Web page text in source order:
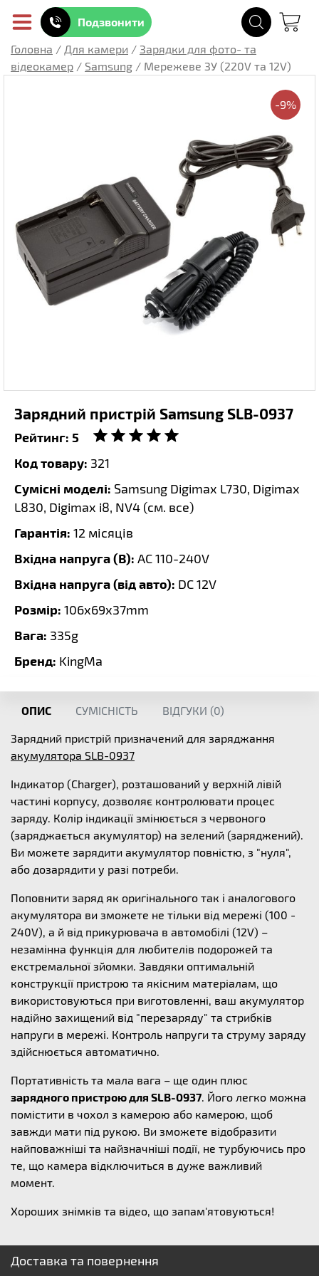
Подзвонити
Головна / Для камери / Зарядки для фото- та
відеокамер / Samsung / Мережеве ЗУ (220V та 12V)
-9%
Зарядний пристрій Samsung SLB-0937
Рейтинг: 5
Код товару: 321
Сумісні моделі: Samsung Digimax L730, Digimax
L830, Digimax i8, NV4 (см. все)
Гарантія: 12 місяців
Вхідна напруга (В): AC 110-240V
Вхідна напруга (від авто): DC 12V
Розмір: 106х69х37mm
Вага: 335g
Бренд: KingMa
ОПИС СУМІСНІСТЬ ВІДГУКИ (0)
Зарядний пристрій призначений для заряджання
акумулятора SLB-0937
Індикатор (Charger), розташований у верхній лівій
частині корпусу, дозволяє контролювати процес
заряду. Колір індикації змінюється з червоного
(заряджається акумулятор) на зелений (заряджений).
Ви можете зарядити акумулятор повністю, з "нуля",
або дозарядити у разі потреби.
Поповнити заряд як оригінального так і аналогового
акумулятора ви зможете не тільки від мережі (100 -
240V), а й від прикурювача в автомобілі (12V) –
незамінна функція для любителів подорожей та
екстремальної зйомки. Завдяки оптимальній
конструкції пристрою та якісним матеріалам, що
використовуються при виготовленні, ваш акумулятор
надійно захищений від "перезаряду" та стрибків
напруги в мережі. Контроль напруги та струму заряду
здійснюється автоматично.
Портативність та мала вага – ще один плюс
зарядного пристрою для SLB-0937. Його легко можна
помістити в чохол з камерою або камерою, щоб
завжди мати під рукою. Ви зможете відобразити
найповажніші та найзначніші події, не турбуючись про
те, що камера відключиться в дуже важливий
момент.
Хороших знімків та відео, що запам'ятовуються!
Доставка та повернення